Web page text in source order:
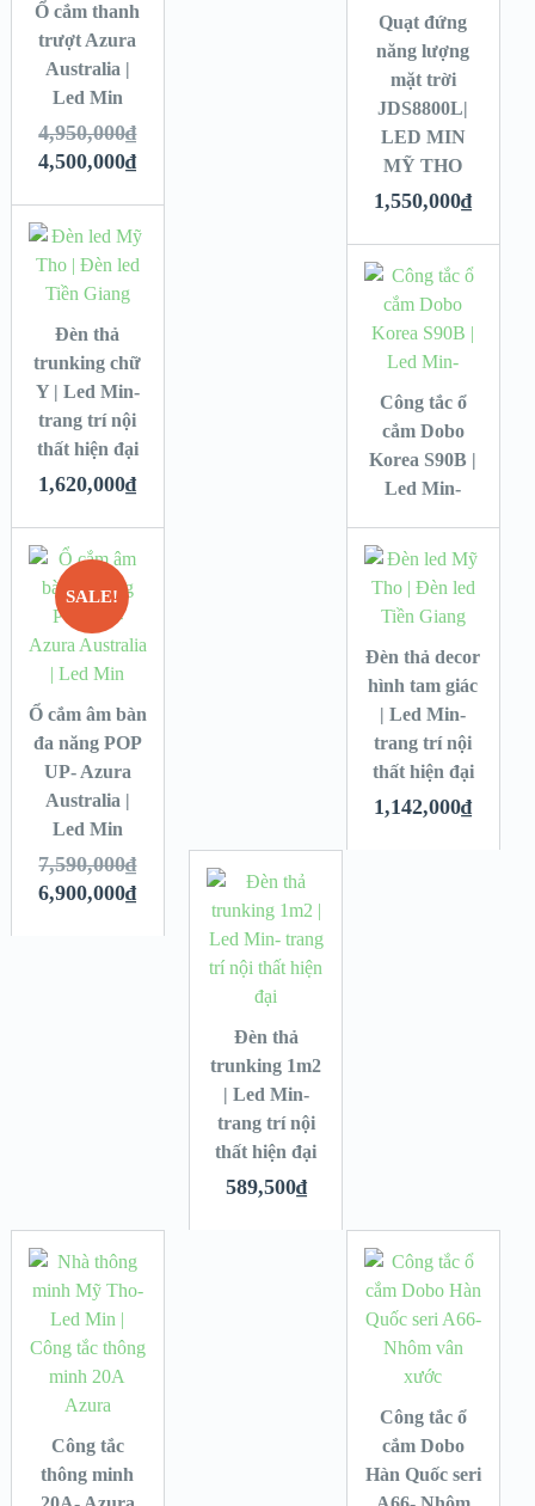
Ổ cắm thanh
trượt Azura
Australia |
Led Min
4,950,000₫
4,500,000₫
Quạt đứng
năng lượng
mặt trời
JDS8800L|
LED MIN
MỸ THO
1,550,000₫
Đèn thả
trunking chữ
Y | Led Min-
trang trí nội
thất hiện đại
1,620,000₫
Công tắc ổ
cắm Dobo
Korea S90B |
Led Min-
SALE!
Ổ cắm âm bàn
đa năng POP
UP- Azura
Australia |
Led Min
7,590,000₫
6,900,000₫
Đèn thả decor
hình tam giác
| Led Min-
trang trí nội
thất hiện đại
1,142,000₫
Đèn thả
trunking 1m2
| Led Min-
trang trí nội
thất hiện đại
589,500₫
Công tắc ổ
cắm Dobo
Hàn Quốc seri
Công tắc
thông minh